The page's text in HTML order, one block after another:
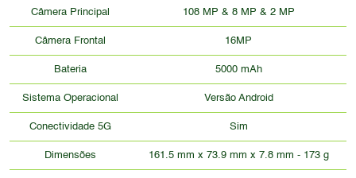
Câmera Principal 108 MP & 8 MP & 2 MP
Câmera Frontal 16MP
Bateria 5000 mAh
Sistema Operacional Versão Android
Conectividade 5G Sim
Dimensões 161.5 mm x 73.9 mm x 7.8 mm - 173 g